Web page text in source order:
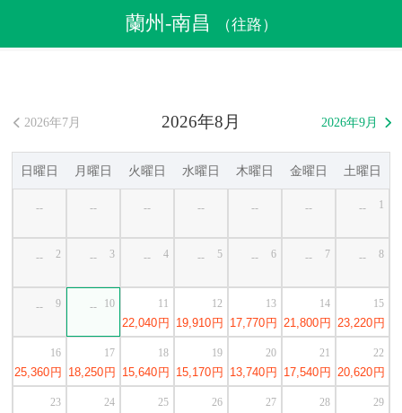
蘭州発南昌行き格安航空券
蘭州-南昌 （往路）
2026年8月
 2026年7月 2026年9月 
日曜日 月曜日 火曜日 水曜日 木曜日 金曜日 土曜日
-- -- -- -- -- -- -- 1
-- 2 -- 3 -- 4 -- 5 -- 6 -- 7 -- 8
-- 9 -- 10
22,040円
11
19,910円
12
17,770円
13
21,800円
14
23,220円
15
25,360円
16
18,250円
17
15,640円
18
15,170円
19
13,740円
20
17,540円
21
20,620円
22
23 24 25 26 27 28 29